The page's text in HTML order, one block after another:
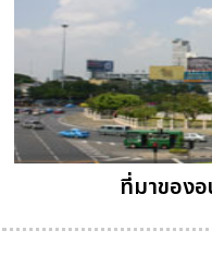
ที่มาของ